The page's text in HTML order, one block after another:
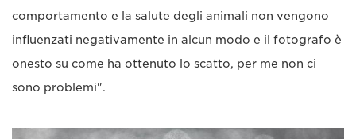
comportamento e la salute degli animali non vengono
influenzati negativamente in alcun modo e il fotografo è
onesto su come ha ottenuto lo scatto, per me non ci
sono problemi".